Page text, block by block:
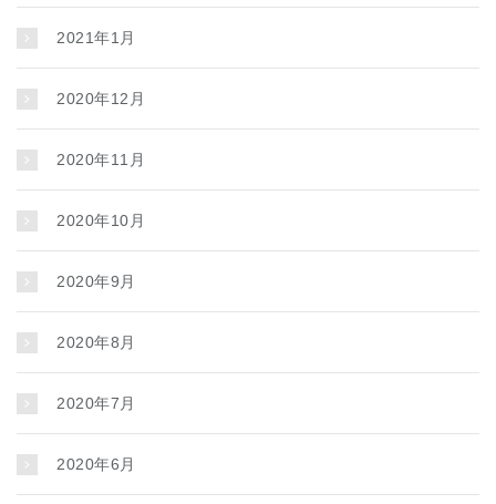
2021年1月
2020年12月
2020年11月
2020年10月
2020年9月
2020年8月
2020年7月
2020年6月